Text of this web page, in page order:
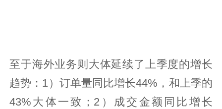
至于海外业务则大体延续了上季度的增长
趋势：1）订单量同比增长44%，和上季的
43%大体一致；2）成交金额同比增长